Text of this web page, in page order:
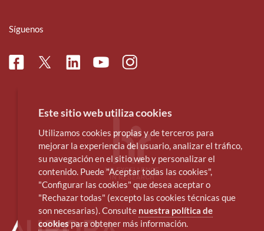
Síguenos
FacebookTwitterLinkedinYoutubeInstagram
Este sitio web utiliza cookies
Utilizamos cookies propias y de terceros para
mejorar la experiencia del usuario, analizar el tráfico,
su navegación en el sitio web y personalizar el
contenido. Puede "Aceptar todas las cookies",
"Configurar las cookies" que desea aceptar o
"Rechazar todas" (excepto las cookies técnicas que
son necesarias). Consulte nuestra política de
cookies para obtener más información.